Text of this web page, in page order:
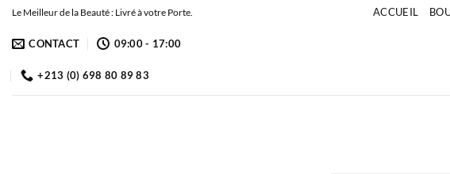
Passer
contenu
Le Meilleur de la Beauté : Livré à votre Porte. ACCUEIL
CONTACT 09:00 - 17:00
+213 (0) 698 80 89 83